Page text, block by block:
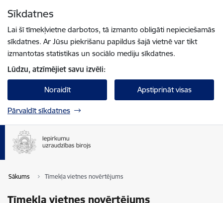
Sīkdatnes
Lai šī tīmekļvietne darbotos, tā izmanto obligāti nepieciešamās
sīkdatnes. Ar Jūsu piekrišanu papildus šajā vietnē var tikt
izmantotas statistikas un sociālo mediju sīkdatnes.
Lūdzu, atzīmējiet savu izvēli:
Noraidīt Apstiprināt visas
Pārvaldīt sīkdatnes
Sākums Tīmekļa vietnes novērtējums
Tīmekļa vietnes novērtējums